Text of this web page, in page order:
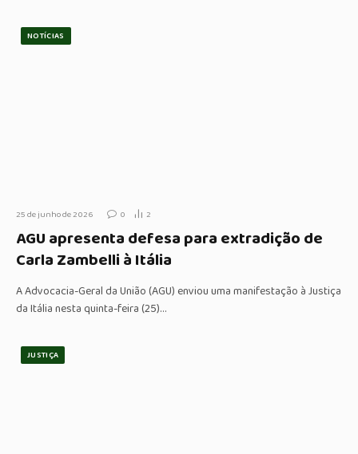
NOTÍCIAS
25 de junho de 2026 0 2
AGU apresenta defesa para extradição de
Carla Zambelli à Itália
A Advocacia-Geral da União (AGU) enviou uma manifestação à Justiça
da Itália nesta quinta-feira (25)…
JUSTIÇA